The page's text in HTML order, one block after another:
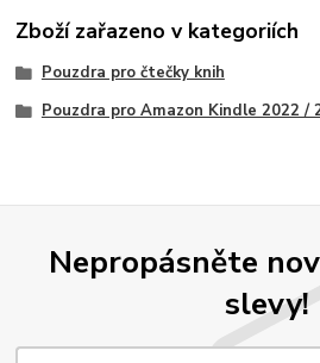
Zboží zařazeno v kategoriích
Pouzdra pro čtečky knih
Pouzdra pro Amazon Kindle 2022 /
Nepropásněte
slevy!